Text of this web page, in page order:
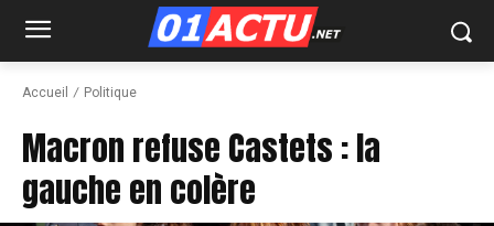
Accueil Politique
Macron refuse Castets : la
gauche en colère